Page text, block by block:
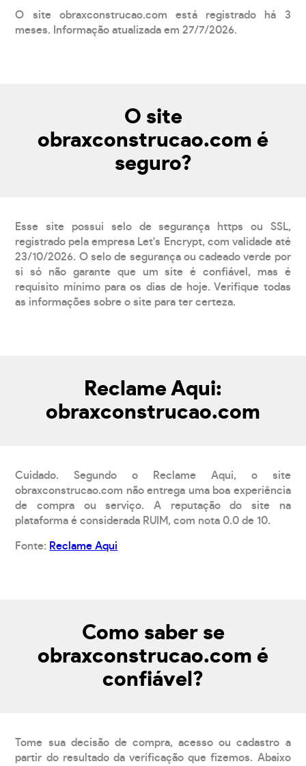
O site obraxconstrucao.com está registrado há 3
meses. Informação atualizada em 27/7/2026.
O site
obraxconstrucao.com é
seguro?
Esse site possui selo de segurança https ou SSL,
registrado pela empresa Let's Encrypt, com validade até
23/10/2026. O selo de segurança ou cadeado verde por
si só não garante que um site é confiável, mas é
requisito mínimo para os dias de hoje. Verifique todas
as informações sobre o site para ter certeza.
Reclame Aqui:
obraxconstrucao.com
Cuidado. Segundo o Reclame Aqui, o site
obraxconstrucao.com não entrega uma boa experiência
de compra ou serviço. A reputação do site na
plataforma é considerada RUIM, com nota 0.0 de 10.
Fonte: Reclame Aqui
Como saber se
obraxconstrucao.com é
confiável?
Tome sua decisão de compra, acesso ou cadastro a
partir do resultado da verificação que fizemos. Abaixo